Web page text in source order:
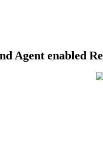
Agent enabled